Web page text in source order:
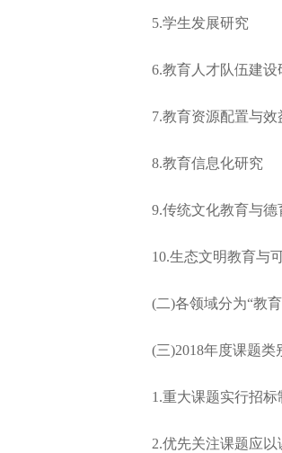
5.学生发展研究
6.教育人才队伍建设
7.教育资源配置与效
8.教育信息化研究
9.传统文化教育与德
10.生态文明教育与可
(二)各领域分为“教育
(三)2018年度课题类别
1.重大课题实行招标制
2.优先关注课题应以课